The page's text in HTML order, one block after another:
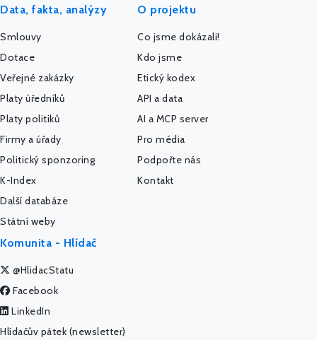
Data, fakta, analýzy
Smlouvy
Dotace
Veřejné zakázky
Platy úředníků
Platy politiků
Firmy a úřady
Politický sponzoring
K-Index
Další databáze
Státní weby
O projektu
Co jsme dokázali!
Kdo jsme
Etický kodex
API a data
AI a MCP server
Pro média
Podpořte nás
Kontakt
Komunita - Hlídač
@HlidacStatu
Facebook
LinkedIn
Hlídačův pátek (newsletter)